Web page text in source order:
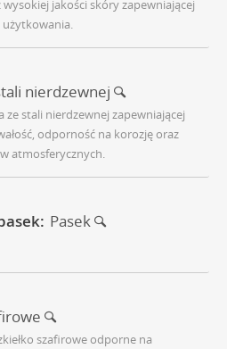
jakości skóry zapewniającej
nierdzewnej
ze stali nierdzewnej zapewniającej
odporność na korozję oraz
atmosferycznych.
Pasek
szafirowe odporne na